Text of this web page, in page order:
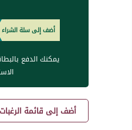
أضف إلى سلة الشراء
يمكنك الدفع
أضف إلى قائمة الرغبات